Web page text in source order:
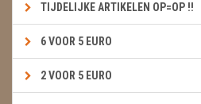
TIJDELIJKE ARTIKELEN OP=OP !!
6 VOOR 5 EURO
2 VOOR 5 EURO